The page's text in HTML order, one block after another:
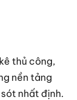
thủ công,
nền tảng
nhất định.